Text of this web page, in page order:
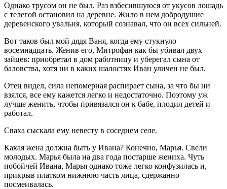
Однако трусом он не был. Раз взбесившуюся от укусов лошадь
с телегой остановил на деревне. Жило в нем добродушие
деревенского увальня, который сознавал, что он всех сильней.
Вот таков был мой дядя Ваня, когда ему стукнуло
восемнадцать. Женив его, Митрофан как бы убивал двух
зайцев: приобретал в дом работницу и уберегал сына от
баловства, хотя ни в каких шалостях Иван уличен не был.
Отец видел, сила непомерная распирает сына, за что бы ни
взялся, все ему кажется легко и недостаточно. Поэтому уж
лучше женить, чтобы привязался он к бабе, плодил детей и
работал.
Сваха сыскала ему невесту в соседнем селе.
Какая жена должна быть у Ивана? Конечно, Марья. Свели
молодых. Марья была на два года постарше жениха. Чуть
побойчей Ивана, Марья однако тоже легко конфузилась и,
прикрыв платком нижнюю часть лица, сдержанно
посмеивалась.